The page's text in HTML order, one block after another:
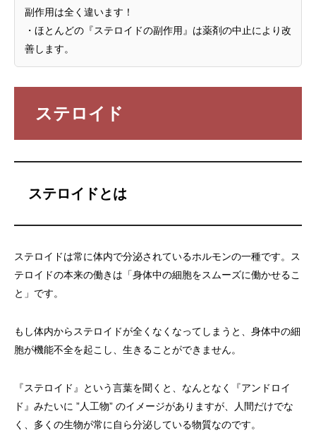
副作用は全く違います！
・ほとんどの『ステロイドの副作用』は薬剤の中止により改
善します。
ステロイド
ステロイドとは
ステロイドは常に体内で分泌されているホルモンの一種です。ス
テロイドの本来の働きは「身体中の細胞をスムーズに働かせるこ
と」です。
もし体内からステロイドが全くなくなってしまうと、身体中の細
胞が機能不全を起こし、生きることができません。
『ステロイド』という言葉を聞くと、なんとなく『アンドロイ
ド』みたいに ”人工物” のイメージがありますが、人間だけでな
く、多くの生物が常に自ら分泌している物質なのです。